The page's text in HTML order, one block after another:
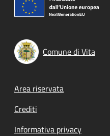
Comune di Vita
Footer menu
Area riservata
Crediti
Informativa privacy